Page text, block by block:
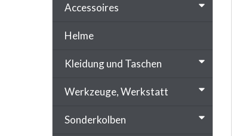
Accessoires
Helme
Kleidung und Taschen
Werkzeuge, Werkstatt
Sonderkolben